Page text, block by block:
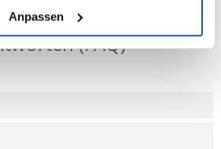
Anpassen
(FAQ)